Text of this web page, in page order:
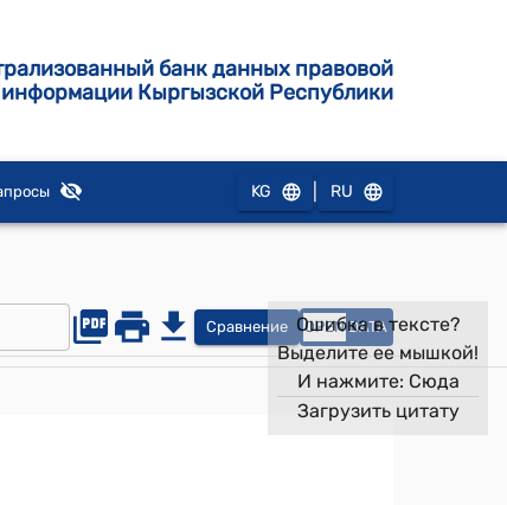
банк данных правовой
информации Кыргызской Республики
KG RU
Сравнение OPEN DATA
Ошибка в тексте?
Выделите ее мышкой!
И нажмите: Сюда
Загрузить цитату